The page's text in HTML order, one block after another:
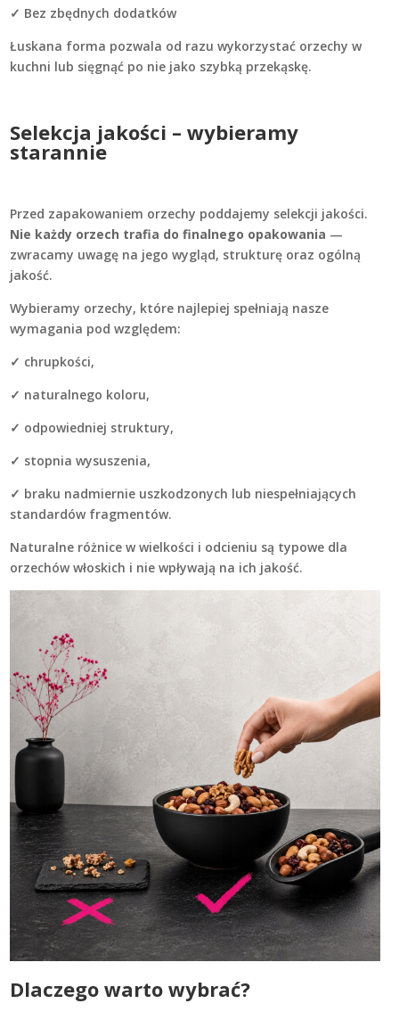
✓ Bez zbędnych dodatków
Łuskana forma pozwala od razu wykorzystać orzechy w
kuchni lub sięgnąć po nie jako szybką przekąskę.
Selekcja jakości – wybieramy
starannie
Przed zapakowaniem orzechy poddajemy selekcji jakości.
Nie każdy orzech trafia do finalnego opakowania —
zwracamy uwagę na jego wygląd, strukturę oraz ogólną
jakość.
Wybieramy orzechy, które najlepiej spełniają nasze
wymagania pod względem:
✓ chrupkości,
✓ naturalnego koloru,
✓ odpowiedniej struktury,
✓ stopnia wysuszenia,
✓ braku nadmiernie uszkodzonych lub niespełniających
standardów fragmentów.
Naturalne różnice w wielkości i odcieniu są typowe dla
orzechów włoskich i nie wpływają na ich jakość.
Dlaczego warto wybrać?